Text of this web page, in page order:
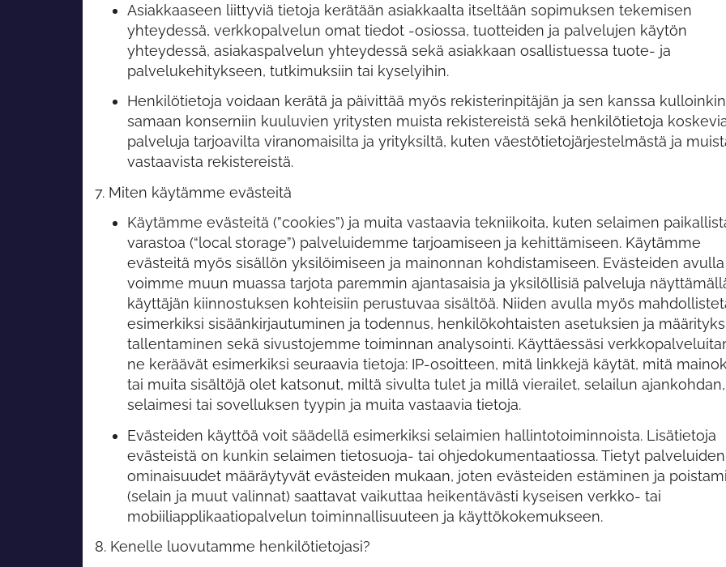
Asiakkaaseen liittyviä tietoja kerätään asiakkaalta itseltään sopimuksen tekemisen
yhteydessä, verkkopalvelun omat tiedot -osiossa, tuotteiden ja palvelujen käytön
yhteydessä, asiakaspalvelun yhteydessä sekä asiakkaan osallistuessa tuote- ja
palvelukehitykseen, tutkimuksiin tai kyselyihin.
Henkilötietoja voidaan kerätä ja päivittää myös rekisterinpitäjän ja sen kanssa kulloinkin
samaan konserniin kuuluvien yritysten muista rekistereistä sekä henkilötietoja
palveluja tarjoavilta viranomaisilta ja yrityksiltä, kuten väestötietojärjestelmästä ja
vastaavista rekistereistä.
7. Miten käytämme evästeitä
Käytämme evästeitä (”cookies”) ja muita vastaavia tekniikoita, kuten selaimen
varastoa (“local storage”) palveluidemme tarjoamiseen ja kehittämiseen. Käytämme
evästeitä myös sisällön yksilöimiseen ja mainonnan kohdistamiseen. Evästeiden avulla
voimme muun muassa tarjota paremmin ajantasaisia ja yksilöllisiä palveluja
käyttäjän kiinnostuksen kohteisiin perustuvaa sisältöä. Niiden avulla myös
esimerkiksi sisäänkirjautuminen ja todennus, henkilökohtaisten asetuksien ja
tallentaminen sekä sivustojemme toiminnan analysointi. Käyttäessäsi
ne keräävät esimerkiksi seuraavia tietoja: IP-osoitteen, mitä linkkejä käytät, mitä
tai muita sisältöjä olet katsonut, miltä sivulta tulet ja millä vierailet, selailun ajankohdan,
selaimesi tai sovelluksen tyypin ja muita vastaavia tietoja.
Evästeiden käyttöä voit säädellä esimerkiksi selaimien hallintotoiminnoista. Lisätietoja
evästeistä on kunkin selaimen tietosuoja- tai ohjedokumentaatiossa. Tietyt palveluiden
ominaisuudet määräytyvät evästeiden mukaan, joten evästeiden estäminen ja
(selain ja muut valinnat) saattavat vaikuttaa heikentävästi kyseisen verkko- tai
mobiiliapplikaatiopalvelun toiminnallisuuteen ja käyttökokemukseen.
8. Kenelle luovutamme henkilötietojasi?